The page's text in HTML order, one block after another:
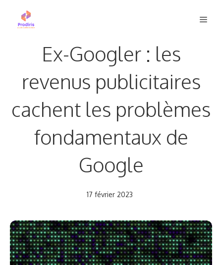
Ex-Googler : les
revenus publicitaires
cachent les problèmes
fondamentaux de
Google
17 février 2023